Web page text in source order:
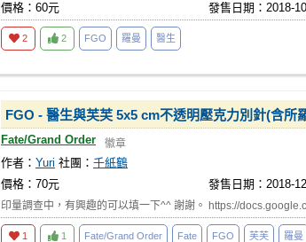
價格：60元
發售日期：2018-
2 2 FGO 羅曼 醫生
FGO - 醫生與芙芙 5x5 cm不透明壓克力別針(含所
Fate/Grand Order 徽章
作者： Yuri 社團： 千紙鶴
價格：70元
發售日期：2018-
印量調查中，有興趣的可以填一下^^ 謝謝。 https://
1 1 Fate/Grand Order Fate FGO 芙芙 羅曼